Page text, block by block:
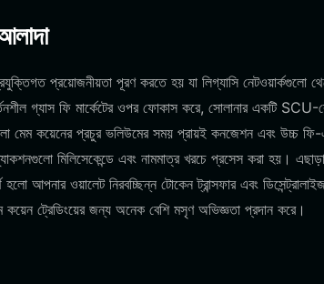
প্রয়োজনীয়তা পূরণ করতে হয় যা লিগ্যাসি নেটওয়ার্কগুলো
গ্যাস ফি মার্কেটের ওপর ফোকাস করে, সোলানার একটি SCU-
মেম কয়েনের প্রচুর ভলিউমের সময় প্রায়ই কনজেশন এবং উচ্চ
মিলিসেকেন্ডে এবং নামমাত্র খরচে প্রসেস করা হয়।
আপনার ওয়ালেট নিরবচ্ছিন্ন টোকেন ট্রান্সফার এবং
কয়েন ট্রেডিংয়ের জন্য অনেক বেশি মসৃণ অভিজ্ঞতা প্রদান করে।